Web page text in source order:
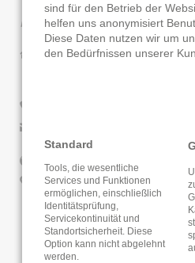
Kontaktdaten
Stadtbücherei Naumburg
Website
Google Routenplaner
ONLEIHE
sind für den Betrieb der
helfen uns anonymisiert
Diese Daten nutzen wir um
den Bedürfnissen unserer
Standard
Tools, die wesentliche
Services und Funktionen
ermöglichen, einschließlich
Identitätsprüfung,
Servicekontinuität und
Standortsicherheit. Diese
Option kann nicht abgelehnt
werden.